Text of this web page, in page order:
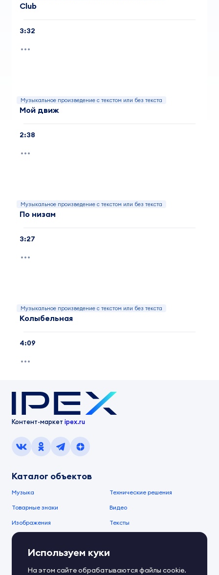
Club
3:32
Музыкальное произведение с текстом или без текста
Мой движ
2:38
Музыкальное произведение с текстом или без текста
По низам
3:27
Музыкальное произведение с текстом или без текста
Колыбельная
4:09
Контент-маркет ipex.ru
Каталог объектов
Музыка Технические решения
Товарные знаки Видео
Изображения Тексты
О компании
О сервисе
Документы IPEX Справочный центр
Используем куки
На этом сайте обрабатываются файлы cookie.